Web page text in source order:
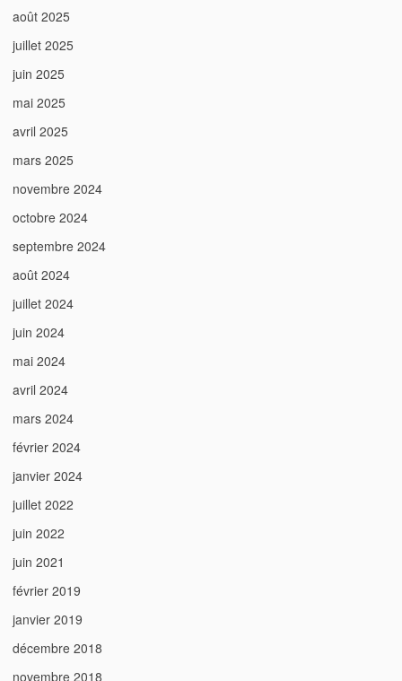
août 2025
juillet 2025
juin 2025
mai 2025
avril 2025
mars 2025
novembre 2024
octobre 2024
septembre 2024
août 2024
juillet 2024
juin 2024
mai 2024
avril 2024
mars 2024
février 2024
janvier 2024
juillet 2022
juin 2022
juin 2021
février 2019
janvier 2019
décembre 2018
novembre 2018